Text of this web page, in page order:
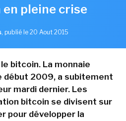
pleine crise
, publié le 20 Aout 2015
bitcoin. La monnaie
début 2009, a subitement
mardi dernier. Les
bitcoin se divisent sur
pour développer la